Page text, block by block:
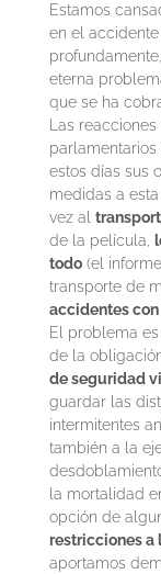
Estamos
en el
eterna
que se ha
Las
estos días sus
medidas a
vez al
de la película,
todo(el informe
transporte de
accidentes
El problema
de la
de seguridad
guardar las
intermitentes
también a la
la mortalidad
opción de
restricciones a
aportamos